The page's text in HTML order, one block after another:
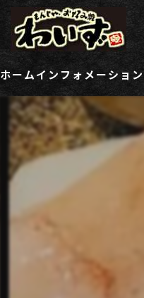
ホームインフォメーション